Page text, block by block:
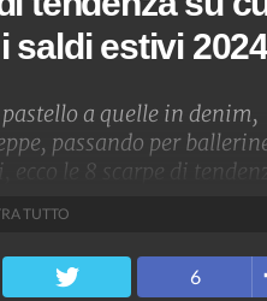
saldi estivi 2024
a quelle in denim,
passando per
le 8 scarpe di
TUTTO
6